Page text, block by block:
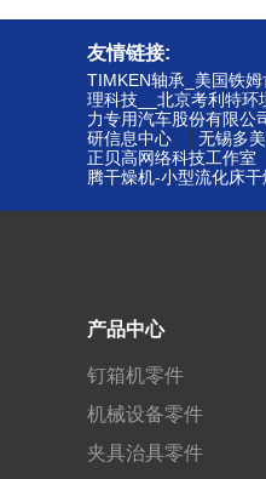
友情链接:
TIMKEN轴承_美国铁姆
理科技__北京考利特环
力专用汽车股份有限公
研信息中心
无锡多
正贝高网络科技工作室
腾干燥机-小型流化床
产品中心
钉箱机零件
机械设备零件
夹具治具零件